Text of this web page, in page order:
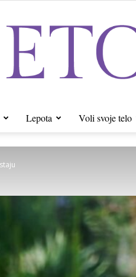
Lepota Voli svoje telo